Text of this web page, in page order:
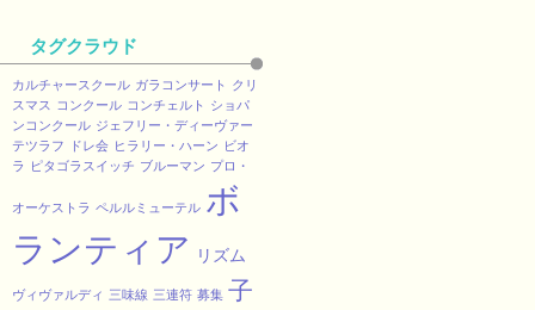
タグクラウド
カルチャースクール ガラコンサート
クリ
スマス
コンクール コンチェルト
ショパ
ンコンクール ジェフリー・ディーヴァー
テツラフ
ドレ会 ヒラリー・ハーン ビオ
ラ
ピタゴラスイッチ ブルーマン プロ・
オーケストラ ペルルミューテル ボ
ランティア
リズム
ヴィヴァルディ 三味線 三連符 募集 子